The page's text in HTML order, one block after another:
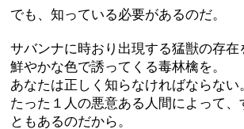
でも、知っている必要があるのだ。
サバンナに時おり出現する猛獣の存在
鮮やかな色で誘ってくる毒林檎を。
あなたは正しく知らなければならない
たった１人の悪意ある人間によって、
ともあるのだから。